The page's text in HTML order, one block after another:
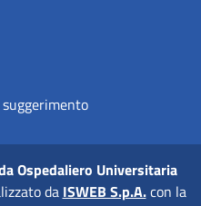
Ospedaliero Universitaria
da ISWEB S.p.A.con la